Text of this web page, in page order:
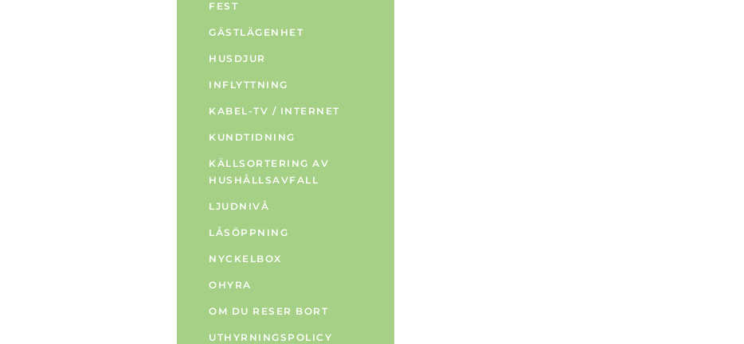
FEST
GÄSTLÄGENHET
HUSDJUR
INFLYTTNING
KABEL-TV / INTERNET
KUNDTIDNING
KÄLLSORTERING AV
HUSHÅLLSAVFALL
LJUDNIVÅ
LÅSÖPPNING
NYCKELBOX
OHYRA
OM DU RESER BORT
UTHYRNINGSPOLICY